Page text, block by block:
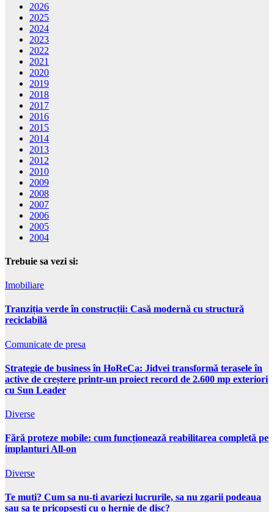
2026
2025
2024
2023
2022
2021
2020
2019
2018
2017
2016
2015
2014
2013
2012
2010
2009
2008
2007
2006
2005
2004
Trebuie sa vezi si:
Imobiliare
Tranziția verde în construcții: Casă modernă cu structură
reciclabilă
Comunicate de presa
Strategie de business în HoReCa: Jidvei transformă terasele în
active de creștere printr-un proiect record de 2.600 mp exteriori
cu Sun Leader
Diverse
Fără proteze mobile: cum funcționează reabilitarea completă pe
implanturi All-on
Diverse
Te muti? Cum sa nu-ti avariezi lucrurile, sa nu zgarii podeaua
sau sa te pricopsesti cu o hernie de disc?